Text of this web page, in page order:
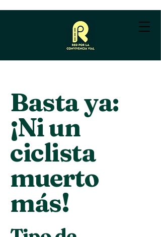
Basta ya:
¡Ni un
ciclista
muerto
más!